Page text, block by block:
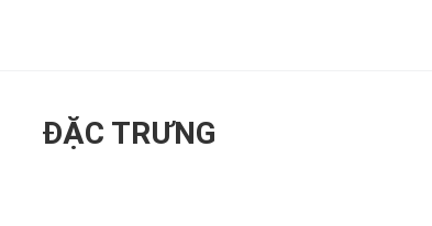
ĐẶC TRƯNG